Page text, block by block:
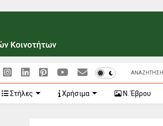
ΑΝΑΖΗΤΗΣΗ
Στήλες Χρήσιμα Ν. Έβρου